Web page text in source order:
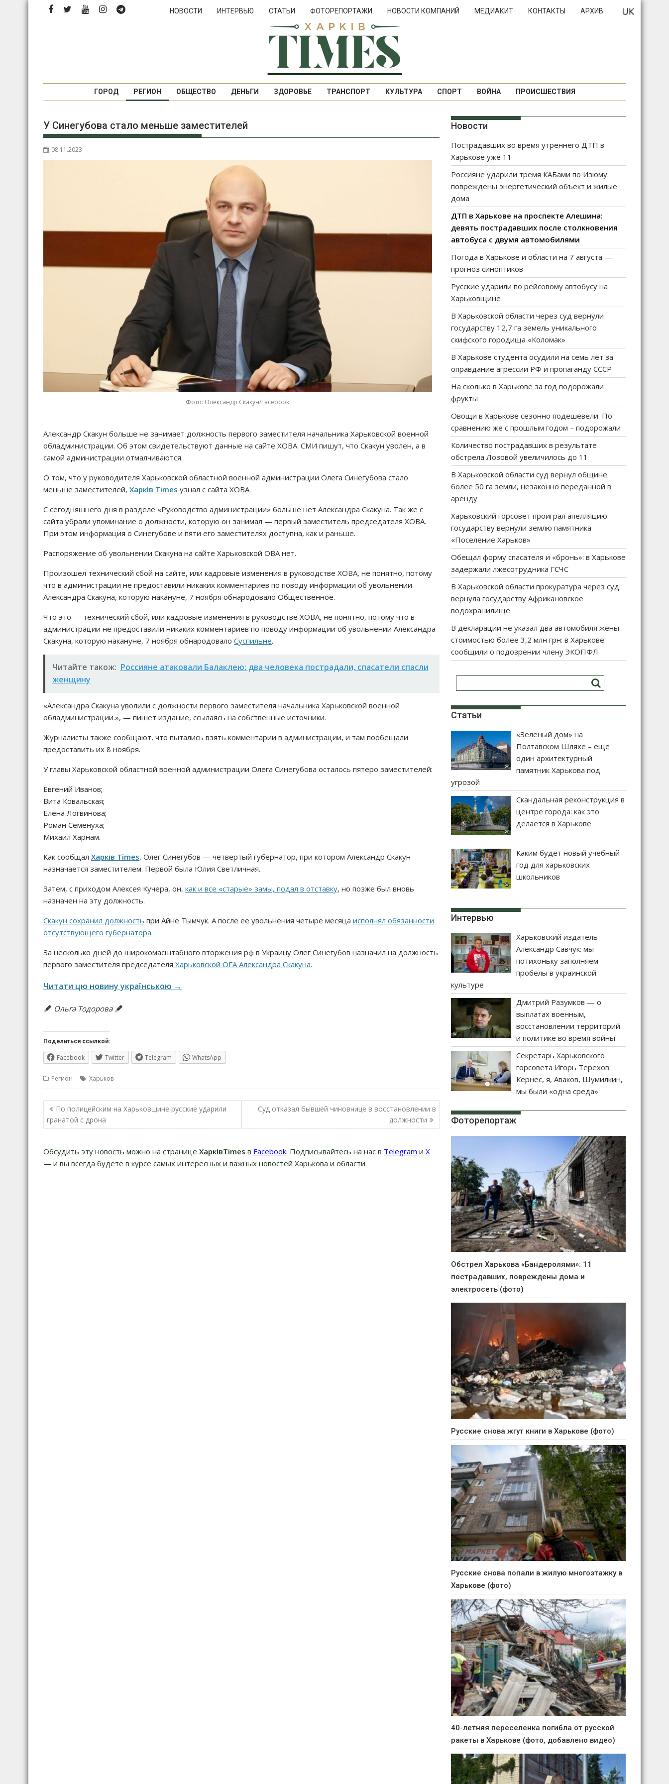
Перейти
НОВОСТИ ИНТЕРВЬЮ СТАТЬИ ФОТОРЕПОРТАЖИ НОВОСТИ КОМПАНИЙ МЕДИАКИТ КОНТАКТЫ АРХИВ
ГОРОД РЕГИОН ОБЩЕСТВО ДЕНЬГИ ЗДОРОВЬЕ ТРАНСПОРТ КУЛЬТУРА СПОРТ ВОЙНА ПРОИСШЕСТВИЯ
У Синегубова стало меньше заместителей
08.11.2023
Фото: Олександр Скакун/Facebook
Александр Скакун больше не занимает должность первого заместителя начальника Харьковской военной
обладминистрации. Об этом свидетельствуют данные на сайте ХОВА. СМИ пишут, что Скакун уволен, а в
самой администрации отмалчиваются.
О том, что у руководителя Харьковской областной военной администрации Олега Синегубова стало
меньше заместителей, Харків Times узнал с сайта ХОВА.
С сегодняшнего дня в разделе «Руководство администрации» больше нет Александра Скакуна. Так же с
сайта убрали упоминание о должности, которую он занимал — первый заместитель председателя ХОВА.
При этом информация о Синегубове и пяти его заместителях доступна, как и раньше.
Распоряжение об увольнении Скакуна на сайте Харьковской ОВА нет.
Произошел технический сбой на сайте, или кадровые изменения в руководстве ХОВА, не понятно, потому
что в администрации не предоставили никаких комментариев по поводу информации об увольнении
Александра Скакуна, которую накануне, 7 ноября обнародовало Общественное.
Что это — технический сбой, или кадровые изменения в руководстве ХОВА, не понятно, потому что в
администрации не предоставили никаких комментариев по поводу информации об увольнении Александра
Скакуна, которую накануне, 7 ноября обнародовало Суспильне.
Читайте також: Россияне атаковали Балаклею: два человека пострадали, спасатели спасли
женщину
«Александра Скакуна уволили с должности первого заместителя начальника Харьковской военной
обладминистрации.», — пишет издание, ссылаясь на собственные источники.
Журналисты также сообщают, что пытались взять комментарии в администрации, и там пообещали
предоставить их 8 ноября.
У главы Харьковской областной военной администрации Олега Синегубова осталось пятеро заместителей:
Евгений Иванов;
Вита Ковальская;
Елена Логвинова;
Роман Семенуха;
Михаил Харнам.
Как сообщал Харків Times, Олег Синегубов — четвертый губернатор, при котором Александр Скакун
назначается заместителем. Первой была Юлия Светличная.
Затем, с приходом Алексея Кучера, он, как и все «старые» замы, подал в отставку, но позже был вновь
назначен на эту должность.
Скакун сохранил должность при Айне Тымчук. А после ее увольнения четыре месяца исполнял обязанности
отсутствующего губернатора.
За несколько дней до широкомасштабного вторжения рф в Украину Олег Синегубов назначил на должность
первого заместителя председателя Харьковской ОГА Александра Скакуна.
Читати цю новину українською →
Ольга Тодорова
Поделиться ссылкой:
Facebook Twitter Telegram WhatsApp
Регион Харьков
Навигация
по
записям
По полицейским на Харьковщине русские ударили
гранатой с дрона
Суд отказал бывшей чиновнице в восстановлении в
должности
Обсудить эту новость можно на странице ХарківTimes в Facebook. Подписывайтесь на нас в Telegram и Х
— и вы всегда будете в курсе самых интересных и важных новостей Харькова и области.
Новости
Пострадавших во время утреннего ДТП в
Харькове уже 11
Россияне ударили тремя КАБами по Изюму:
повреждены энергетический объект и жилые
дома
ДТП в Харькове на проспекте Алешина:
девять пострадавших после столкновения
автобуса с двумя автомобилями
Погода в Харькове и области на 7 августа —
прогноз синоптиков
Русские ударили по рейсовому автобусу на
Харьковщине
В Харьковской области через суд вернули
государству 12,7 га земель уникального
скифского городища «Коломак»
В Харькове студента осудили на семь лет за
оправдание агрессии РФ и пропаганду СССР
На сколько в Харькове за год подорожали
фрукты
Овощи в Харькове сезонно подешевели. По
сравнению же с прошлым годом – подорожали
Количество пострадавших в результате
обстрела Лозовой увеличилось до 11
В Харьковской области суд вернул общине
более 50 га земли, незаконно переданной в
аренду
Харьковский горсовет проиграл апелляцию:
государству вернули землю памятника
«Поселение Харьков»
Обещал форму спасателя и «бронь»: в Харькове
задержали лжесотрудника ГСЧС
В Харьковской области прокуратура через суд
вернула государству Африкановское
водохранилище
В декларации не указал два автомобиля жены
стоимостью более 3,2 млн грн: в Харькове
сообщили о подозрении члену ЭКОПФЛ
Статьи
«Зеленый дом» на
Полтавском Шляхе – еще
один архитектурный
памятник Харькова под
угрозой
Скандальная реконструкция в
центре города: как это
делается в Харькове
Каким будет новый учебный
год для харьковских
школьников
Интервью
Харьковский издатель
Александр Савчук: мы
потихоньку заполняем
пробелы в украинской
культуре
Дмитрий Разумков — о
выплатах военным,
восстановлении территорий
и политике во время войны
Секретарь Харьковского
горсовета Игорь Терехов:
Кернес, я, Аваков, Шумилкин,
мы были «одна среда»
Фоторепортаж
Обстрел Харькова «Бандеролями»: 11
пострадавших, повреждены дома и
электросеть (фото)
Русские снова жгут книги в Харькове (фото)
Русские снова попали в жилую многоэтажку в
Харькове (фото)
40-летняя переселенка погибла от русской
ракеты в Харькове (фото, добавлено видео)